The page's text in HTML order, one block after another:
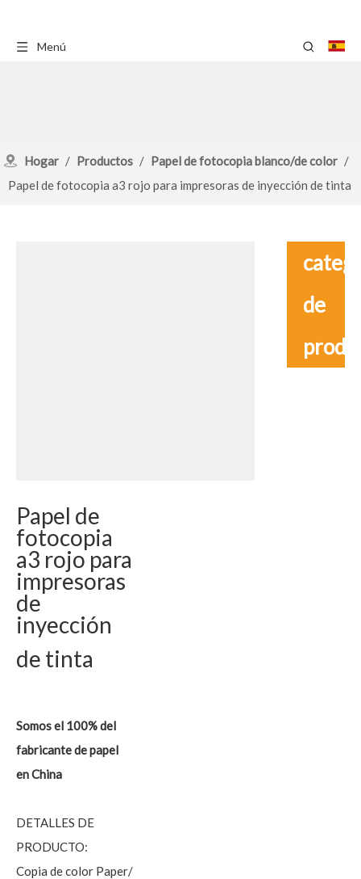
Menú
Hogar / Productos / Papel de fotocopia blanco/de color /
Papel de fotocopia a3 rojo para impresoras de inyección de tinta
Papel de
fotocopia
a3 rojo para
impresoras
de
inyección
de tinta
Somos el 100% del
fabricante de papel
en China
DETALLES DE
PRODUCTO:
Copia de color Paper/
de